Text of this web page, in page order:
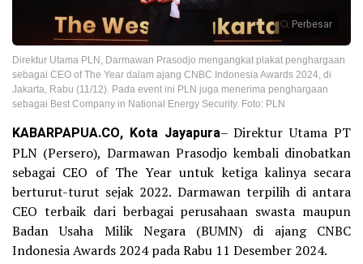
Perbesar
Direktur Utama PLN, Darmawan Prasodjo mengangkat plakat penghargaan
sebagai CEO of The Year dalam ajang CNBC Indonesia Awards 2024, di
Jakarta, Rabu (11/12). Pada event ini PLN juga menerima penghargaan
sebagai Best Company in National Energy Security. Foto: PLN
KABARPAPUA.CO, Kota Jayapura– Direktur Utama PT
PLN (Persero), Darmawan Prasodjo kembali dinobatkan
sebagai CEO of The Year untuk ketiga kalinya secara
berturut-turut sejak 2022. Darmawan terpilih di antara
CEO terbaik dari berbagai perusahaan swasta maupun
Badan Usaha Milik Negara (BUMN) di ajang CNBC
Indonesia Awards 2024 pada Rabu 11 Desember 2024.